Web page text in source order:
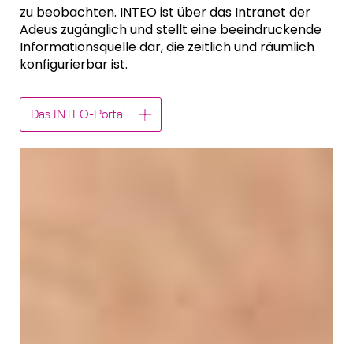
zu beobachten. INTEO ist über das Intranet der
Adeus zugänglich und stellt eine beeindruckende
Informationsquelle dar, die zeitlich und räumlich
konfigurierbar ist.
Das INTEO-Portal